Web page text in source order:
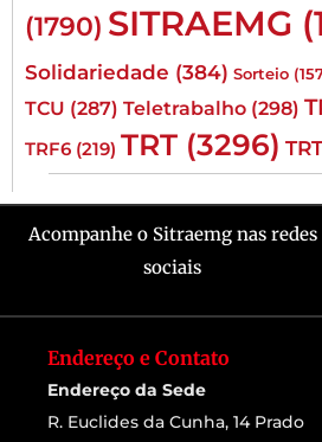
(1790) SITRAEMG
Solidariedade (384) Sorteio
TCU (287) Teletrabalho (298)
TRF6 (219) TRT (3296)
Acompanhe o Sitraemg nas redes
sociais
Endereço e Contato
Endereço da Sede
R. Euclides da Cunha, 14 Prado